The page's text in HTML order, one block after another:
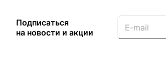
Подписаться
на новости и акции